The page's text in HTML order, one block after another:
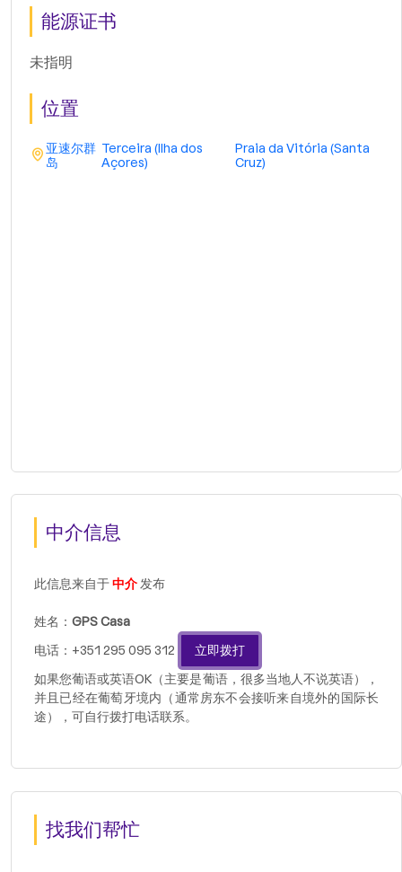
能源证书
未指明
位置
亚速尔群
岛
Terceira (Ilha dos
Açores)
Praia da Vitória (Santa
Cruz)
中介信息
此信息来自于中介发布
姓名： GPS Casa
电话：+351 295 095 312
立即拨打
如果您葡语或英语OK（主要是葡语，很多当地人不说英语），
并且已经在葡萄牙境内（通常房东不会接听来自境外的国际长
途），可自行拨打电话联系。
找我们帮忙